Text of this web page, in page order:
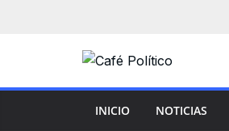
INICIO NOTICIAS